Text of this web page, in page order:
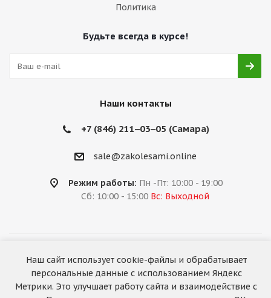
Политика
Будьте всегда в курсе!
Наши контакты
+7 (846) 211‒03‒05 (Самара)
sale@zakolesami.online
Режим работы: Пн -Пт: 10:00 - 19:00
Сб: 10:00 - 15:00 Вс: Выходной
2026 © «За колёсами.Online»
Запуск сайта —RuMaster
Наш сайт использует cookie-файлы и обрабатывает
персональные данные с использованием Яндекс
Метрики. Это улучшает работу сайта и взаимодействие с